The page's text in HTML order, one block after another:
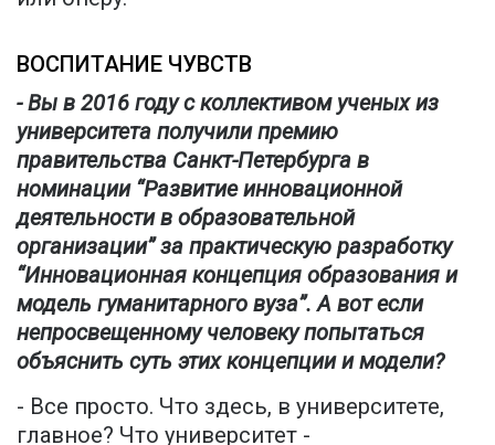
ВОСПИТАНИЕ ЧУВСТВ
- Вы в 2016 году с коллективом ученых из
университета получили премию
правительства Санкт-Петербурга в
номинации “Развитие инновационной
деятельности в образовательной
организации” за практическую разработку
“Инновационная концепция образования и
модель гуманитарного вуза”. А вот если
непросвещенному человеку попытаться
объяснить суть этих концепции и модели?
- Все просто. Что здесь, в университете,
главное? Что университет -